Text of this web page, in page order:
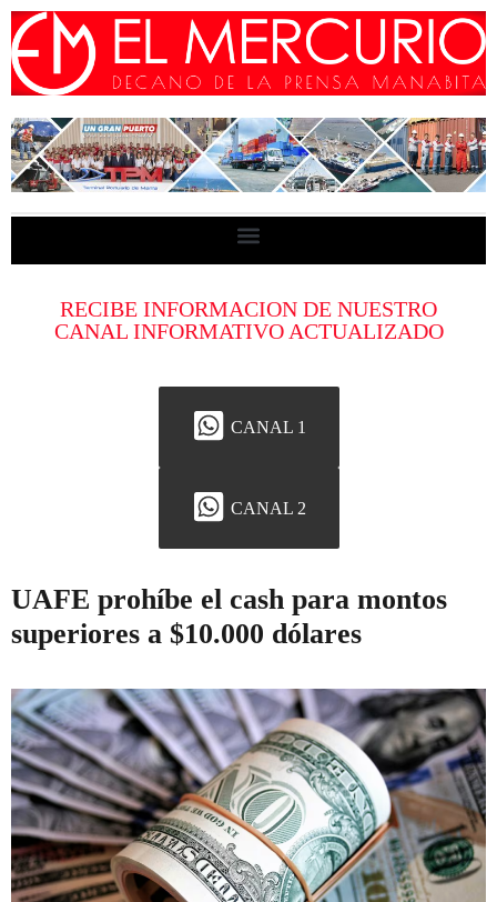
RECIBE INFORMACION DE NUESTRO
CANAL INFORMATIVO ACTUALIZADO
CANAL 1
CANAL 2
UAFE prohíbe el cash para montos
superiores a $10.000 dólares